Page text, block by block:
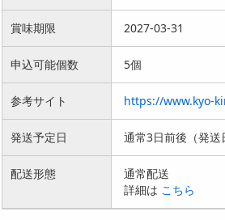
賞味期限 2027-03-31
申込可能個数 5個
参考サイト https://www.kyo-
発送予定日 通常3日前後（発
配送形態
通常配送
詳細は こちら